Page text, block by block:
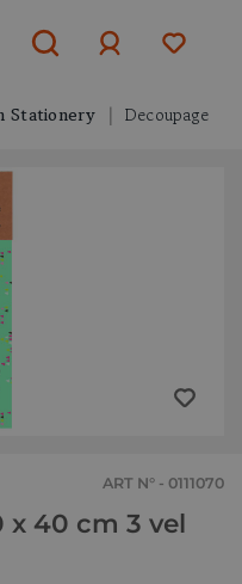
Stationery Decoupage
ART N° - 0111070
x 40 cm 3 vel